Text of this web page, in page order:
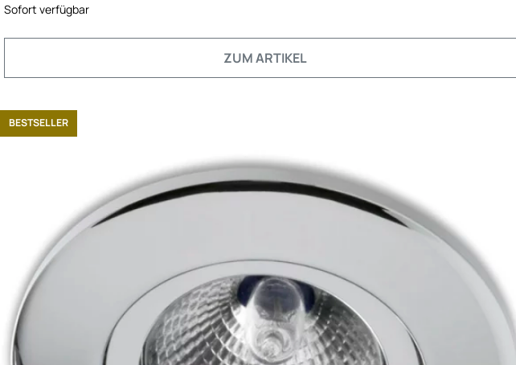
Sofort verfügbar
ZUM ARTIKEL
BESTSELLER